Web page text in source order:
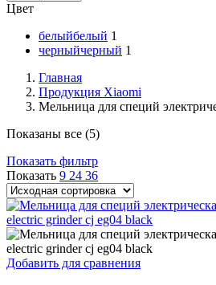
Цвет
белыйбелый 1
черныйчерный 1
Главная
Продукция Xiaomi
Мельница для специй
Показаны все (5)
Показать фильтр
Показать 9 24 36
Добавить для сравнения